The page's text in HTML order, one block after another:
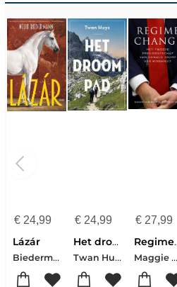
€24,99
Lázár
Biedermann, Nelio
€24,99
Het droompad
Twan Huys
€ 27,99
Maggie Haberman-Jonathan Swan